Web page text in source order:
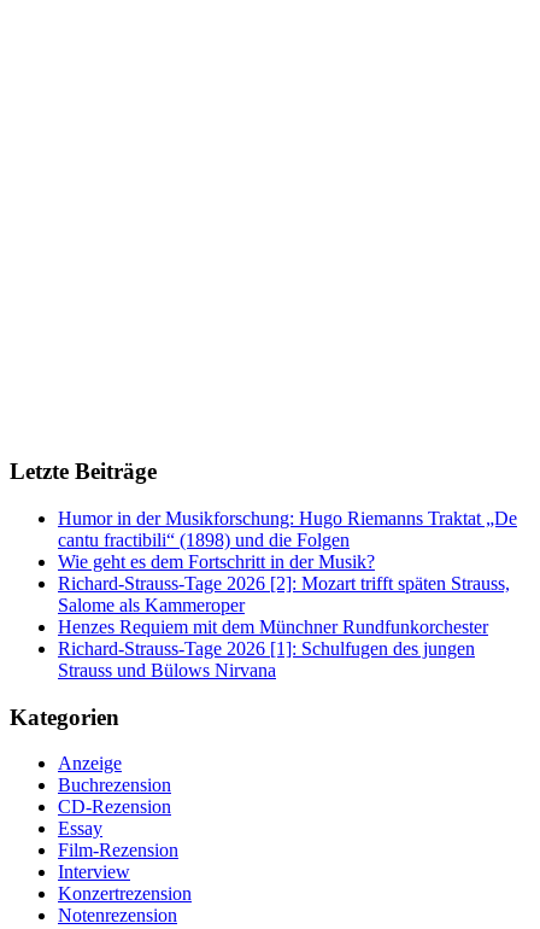
Letzte Beiträge
Humor in der Musikforschung: Hugo Riemanns Traktat „De
cantu fractibili“ (1898) und die Folgen
Wie geht es dem Fortschritt in der Musik?
Richard-Strauss-Tage 2026 [2]: Mozart trifft späten Strauss,
Salome als Kammeroper
Henzes Requiem mit dem Münchner Rundfunkorchester
Richard-Strauss-Tage 2026 [1]: Schulfugen des jungen
Strauss und Bülows Nirvana
Kategorien
Anzeige
Buchrezension
CD-Rezension
Essay
Film-Rezension
Interview
Konzertrezension
Notenrezension